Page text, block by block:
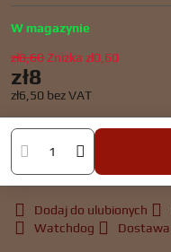
W magazynie
zł8,60Zniżka zł0,60
zł8
zł6,50 bez VAT
Dodaj do ulubionych
Watchdog
Dostawa